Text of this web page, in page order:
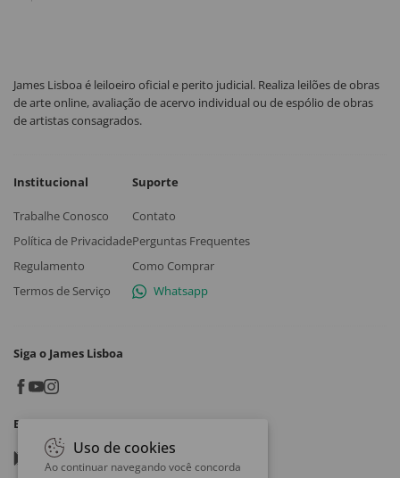
James Lisboa é leiloeiro oficial e perito judicial. Realiza leilões de obras
de arte online, avaliação de acervo individual ou de espólio de obras
de artistas consagrados.
Institucional
Trabalhe Conosco
Política de Privacidade
Regulamento
Termos de Serviço
Suporte
Contato
Perguntas Frequentes
Como Comprar
Whatsapp
Siga o James Lisboa
Baixe o App
Google play
Uso de cookies
Ao continuar navegando você concorda